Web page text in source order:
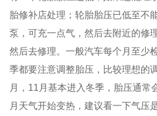
胎修补店处理；轮胎胎压已低至不
泵，可充一点气，然后去附近的修
然后去修理。一般汽车每个月至少
季都要注意调整胎压，比较理想的
月，11月基本进入冬季，胎压通常
月天气开始变热，建议看一下气压